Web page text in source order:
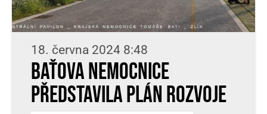
18. června 2024 8:48
Baťova nemocnice
představila plán rozvoje